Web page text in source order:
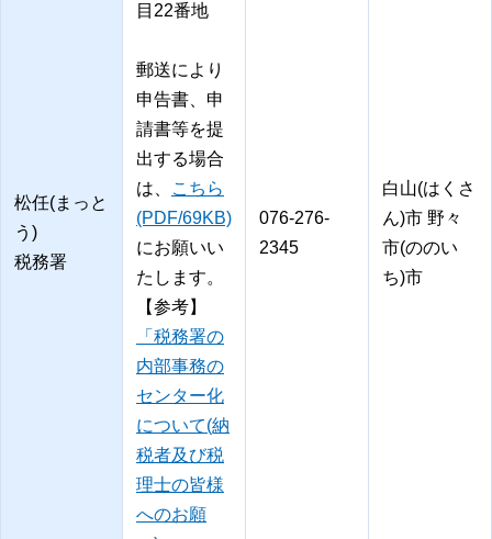
松任(まっと
う)
税務署
目22番地
郵送により
申告書、申
請書等を提
出する場合
は、
こちら
(PDF/69KB)
にお願いい
たします。
【参考】
「税務署の
内部事務の
センター化
について(納
税者及び税
理士の皆様
へのお願
076-276-
2345
白山(はくさ
ん)市 野々
市(ののい
ち)市